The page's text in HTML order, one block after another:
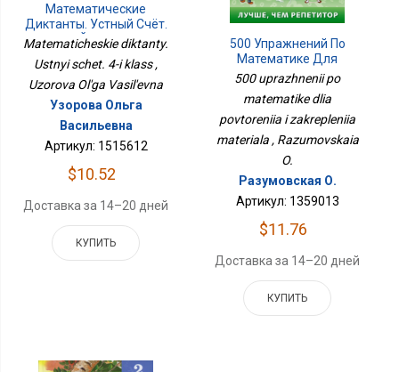
Математические
Диктанты. Устный Счёт.
4-Й Класс
Matematicheskie diktanty.
Ustnyi schet. 4-i klass ,
Uzorova Ol'ga Vasil'evna
Узорова Ольга
Васильевна
Артикул: 1515612
$10.52
Доставка за 14–20 дней
КУПИТЬ
500 Упражнений По
Математике Для
Повторения И
Закрепления Материала
500 uprazhnenii po
matematike dlia
povtoreniia i zakrepleniia
materiala , Razumovskaia
O.
Разумовская О.
Артикул: 1359013
$11.76
Доставка за 14–20 дней
КУПИТЬ